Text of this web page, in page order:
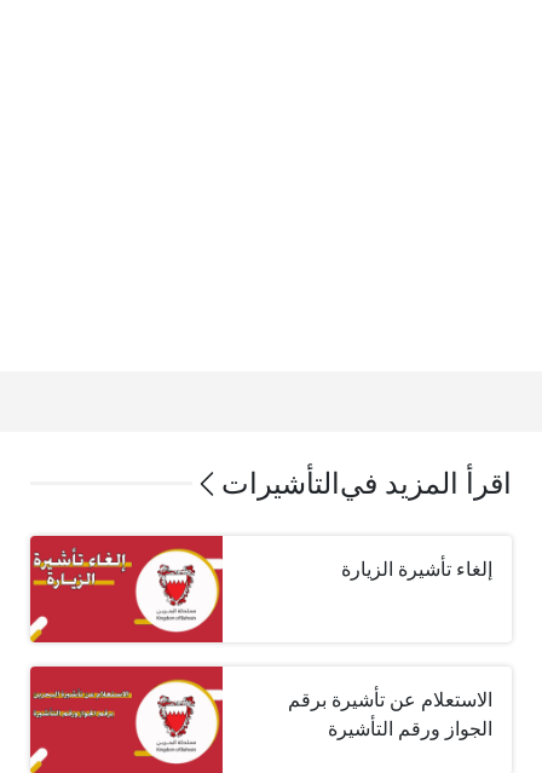
اقرأ المزيد في التأشيرات
إلغاء تأشيرة الزيارة
الاستعلام عن تأشيرة برقم
الجواز ورقم التأشيرة